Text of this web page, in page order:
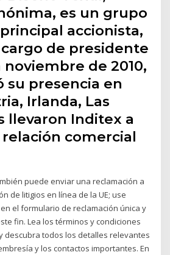
es un grupo
accionista,
de presidente
noviembre de 2010,
su presencia en
Irlanda, Las
llevaron Inditex a
comercial
puede enviar una reclamación a
de litigios en línea de la UE; use
el formulario de reclamación única y
fin. Lea los términos y condiciones
descubra todos los detalles relevantes
y los contactos importantes. En